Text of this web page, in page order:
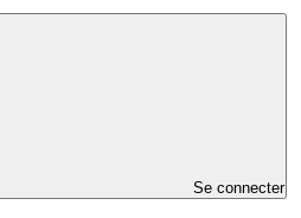
Se connecter